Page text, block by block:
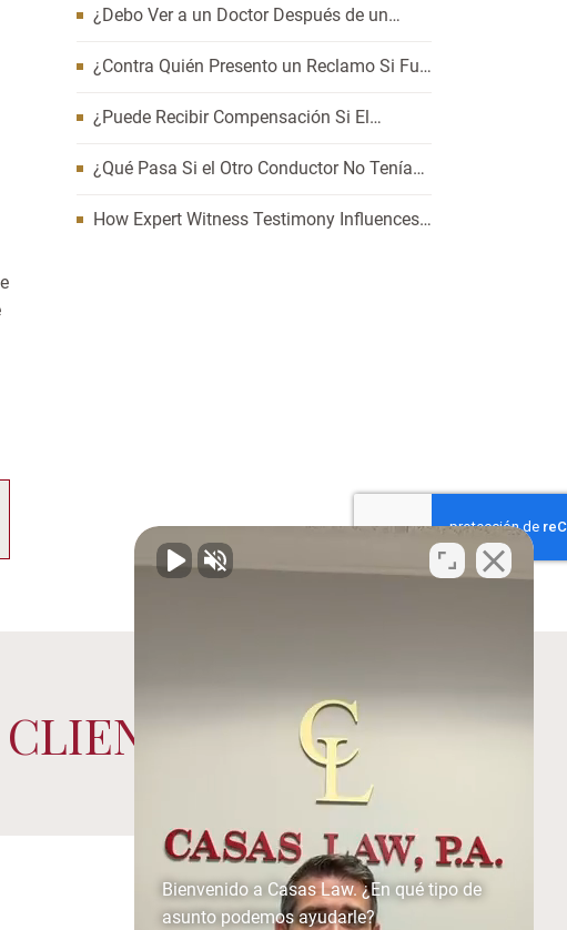
¿Debo Ver a un Doctor Después de un
Afectar Su Caso
¿Contra Quién Presento un Reclamo Si Fui
¿Puede Recibir Compensación Si El
¿Qué Pasa Si el Otro Conductor No Tenía
How Expert Witness Testimony Influences
Bienvenido a Casas Law. ¿En qué tipo de
asunto podemos ayudarle?